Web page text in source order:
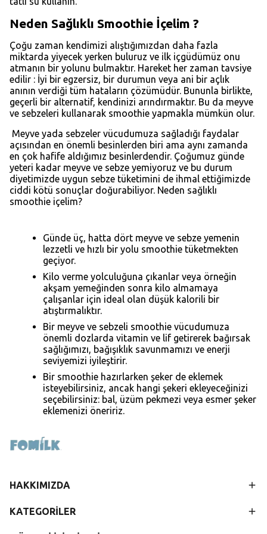
Neden Sağlıklı Smoothie İçelim ?
Çoğu zaman kendimizi alıştığımızdan daha fazla
miktarda yiyecek yerken buluruz ve ilk içgüdümüz onu
atmanın bir yolunu bulmaktır. Hareket her zaman tavsiye
edilir : İyi bir egzersiz, bir durumun veya ani bir açlık
anının verdiği tüm hataların çözümüdür. Bununla birlikte,
geçerli bir alternatif, kendinizi arındırmaktır. Bu da meyve
ve sebzeleri kullanarak smoothie yapmakla mümkün olur.
Meyve yada sebzeler vücudumuza sağladığı faydalar
açısından en önemli besinlerden biri ama aynı zamanda
en çok hafife aldığımız besinlerdendir. Çoğumuz günde
yeteri kadar meyve ve sebze yemiyoruz ve bu durum
diyetimizde uygun sebze tüketimini de ihmal ettiğimizde
ciddi kötü sonuçlar doğurabiliyor. Neden sağlıklı
smoothie içelim?
Günde üç, hatta dört meyve ve sebze yemenin
lezzetli ve hızlı bir yolu smoothie tüketmekten
geçiyor.
Kilo verme yolculuğuna çıkanlar veya örneğin
akşam yemeğinden sonra kilo almamaya
çalışanlar için ideal olan düşük kalorili bir
atıştırmalıktır.
Bir meyve ve sebzeli smoothie vücudumuza
önemli dozlarda vitamin ve lif getirerek bağırsak
sağlığımızı, bağışıklık savunmamızı ve enerji
seviyemizi iyileştirir.
Bir smoothie hazırlarken şeker de eklemek
isteyebilirsiniz, ancak hangi şekeri ekleyeceğinizi
seçebilirsiniz: bal, üzüm pekmezi veya esmer şeker
eklemenizi öneririz.
HAKKIMIZDA
KATEGORİLER